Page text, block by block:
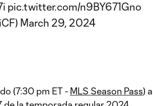
pic.twitter.com/n9BY671Gno
March 29, 2024
(7:30 pm ET - MLS Season Pass) a